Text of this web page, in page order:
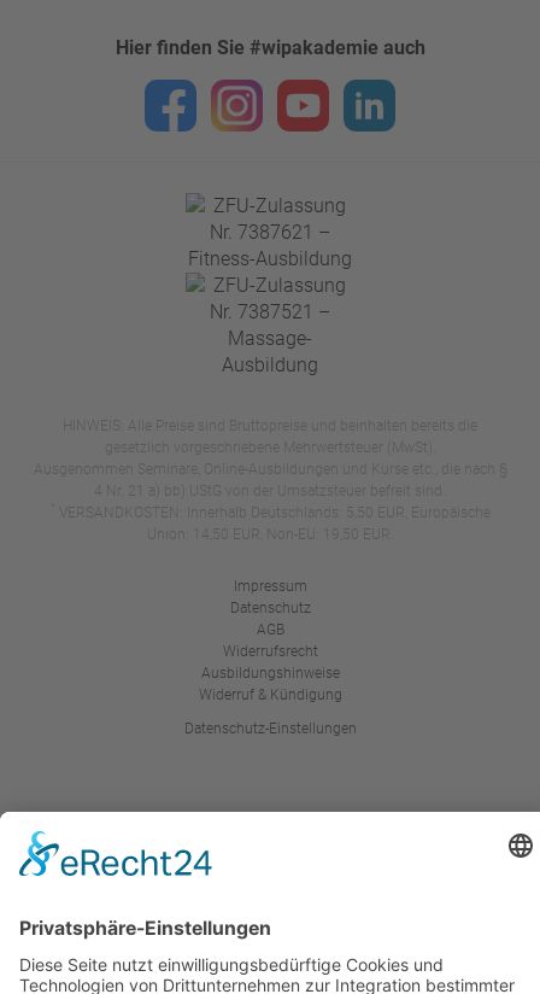
Hier finden Sie #wipakademie auch
HINWEIS: Alle Preise sind Bruttopreise und beinhalten bereits die
gesetzlich vorgeschriebene Mehrwertsteuer (MwSt).
Ausgenommen Seminare, Online-Ausbildungen und Kurse etc., die nach §
4 Nr. 21 a) bb) UStG von der Umsatzsteuer befreit sind.
VERSANDKOSTEN: Innerhalb Deutschlands: 5,50 EUR, Europäische
Union: 14,50 EUR, Non-EU: 19,50 EUR.
Impressum
Datenschutz
AGB
Widerrufsrecht
Ausbildungshinweise
Widerruf & Kündigung
Datenschutz-Einstellungen
Google Bewertung
4.9
WellnessInPerfektion WIP GmbH
1343 Rezensionen